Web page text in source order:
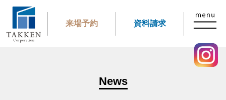
来場予約 資料請求
News